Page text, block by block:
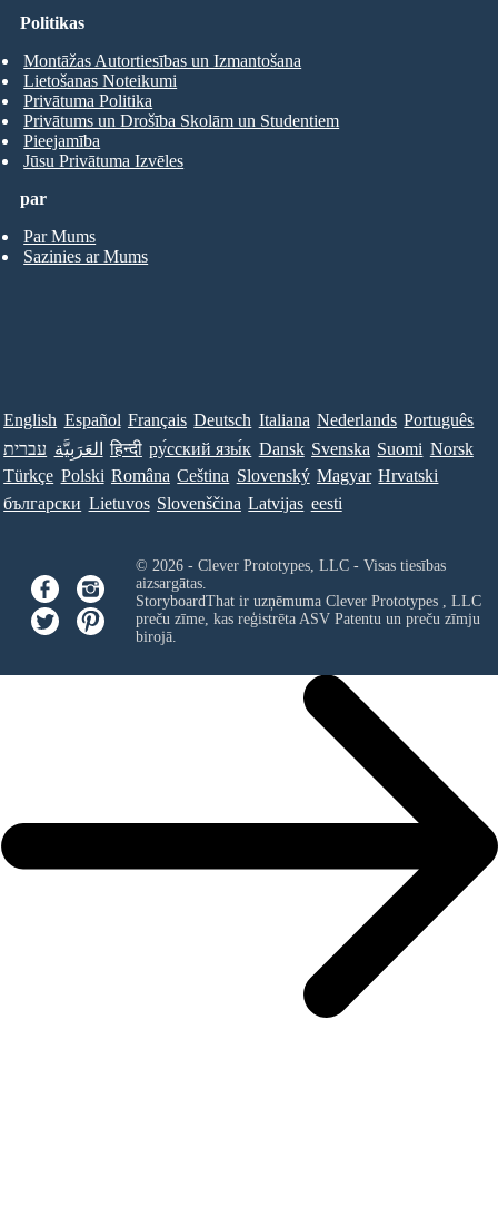
par
Par Mums
Sazinies ar Mums
Politikas
Montāžas Autortiesības un Izmantošana
Lietošanas Noteikumi
Privātuma Politika
Privātums un Drošība Skolām un Studentiem
Pieejamība
Jūsu Privātuma Izvēles
English Español Français Deutsch Italiana Nederlands Português
עברית العَرَبِيَّة हिन्दी ру́сский язы́к Dansk Svenska Suomi Norsk
Türkçe Polski Româna Ceština Slovenský Magyar Hrvatski
български Lietuvos Slovenščina Latvijas eesti
© 2026 - Clever Prototypes, LLC - Visas tiesības
aizsargātas.
StoryboardThat ir uzņēmuma Clever Prototypes , LLC
preču zīme, kas reģistrēta ASV Patentu un preču zīmju
birojā.